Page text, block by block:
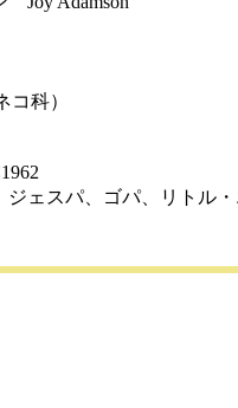
コ科）
ェスパ、ゴパ、リトル